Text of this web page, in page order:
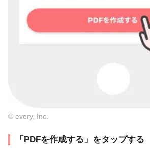
© every, Inc.
「PDFを作成する」をタップする